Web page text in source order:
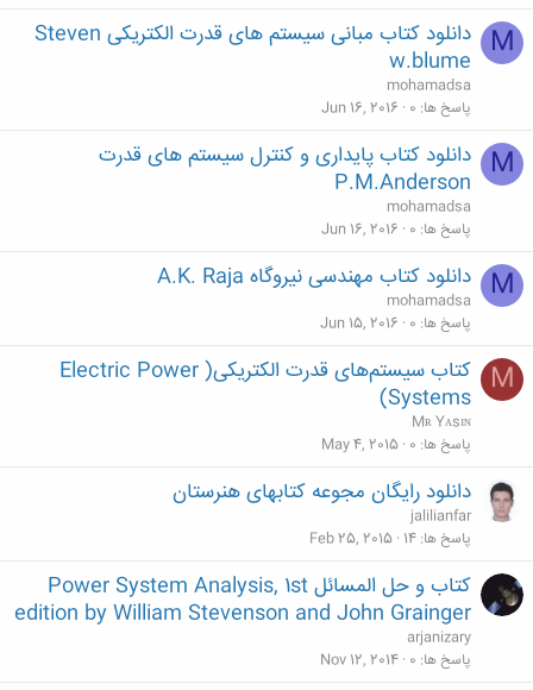
M
دانلود کتاب مبانی سیستم های قدرت الکتریکی Steven
w.blume
mohamadsa
پاسخ ها 0
Jun 16, 2016
M
دانلود کتاب پایداری و کنترل سیستم های قدرت
P.M.Anderson
mohamadsa
پاسخ ها 0
Jun 16, 2016
M دانلود کتاب مهندسی نیروگاه A.K. Raja
mohamadsa
پاسخ ها 0
Jun 15, 2016
M
کتاب سیستم‌های قدرت الکتریکی( Electric Power
Systems)
Mʀ Yᴀsɪɴ
پاسخ ها 0
May 4, 2015
دانلود رایگان مجوعه کتابهای هنرستان
jalilianfar
پاسخ ها 14
Feb 25, 2015
کتاب و حل المسائل Power System Analysis, 1st
edition by William Stevenson and John Grainger
arjanizary
پاسخ ها 0
Nov 12, 2014